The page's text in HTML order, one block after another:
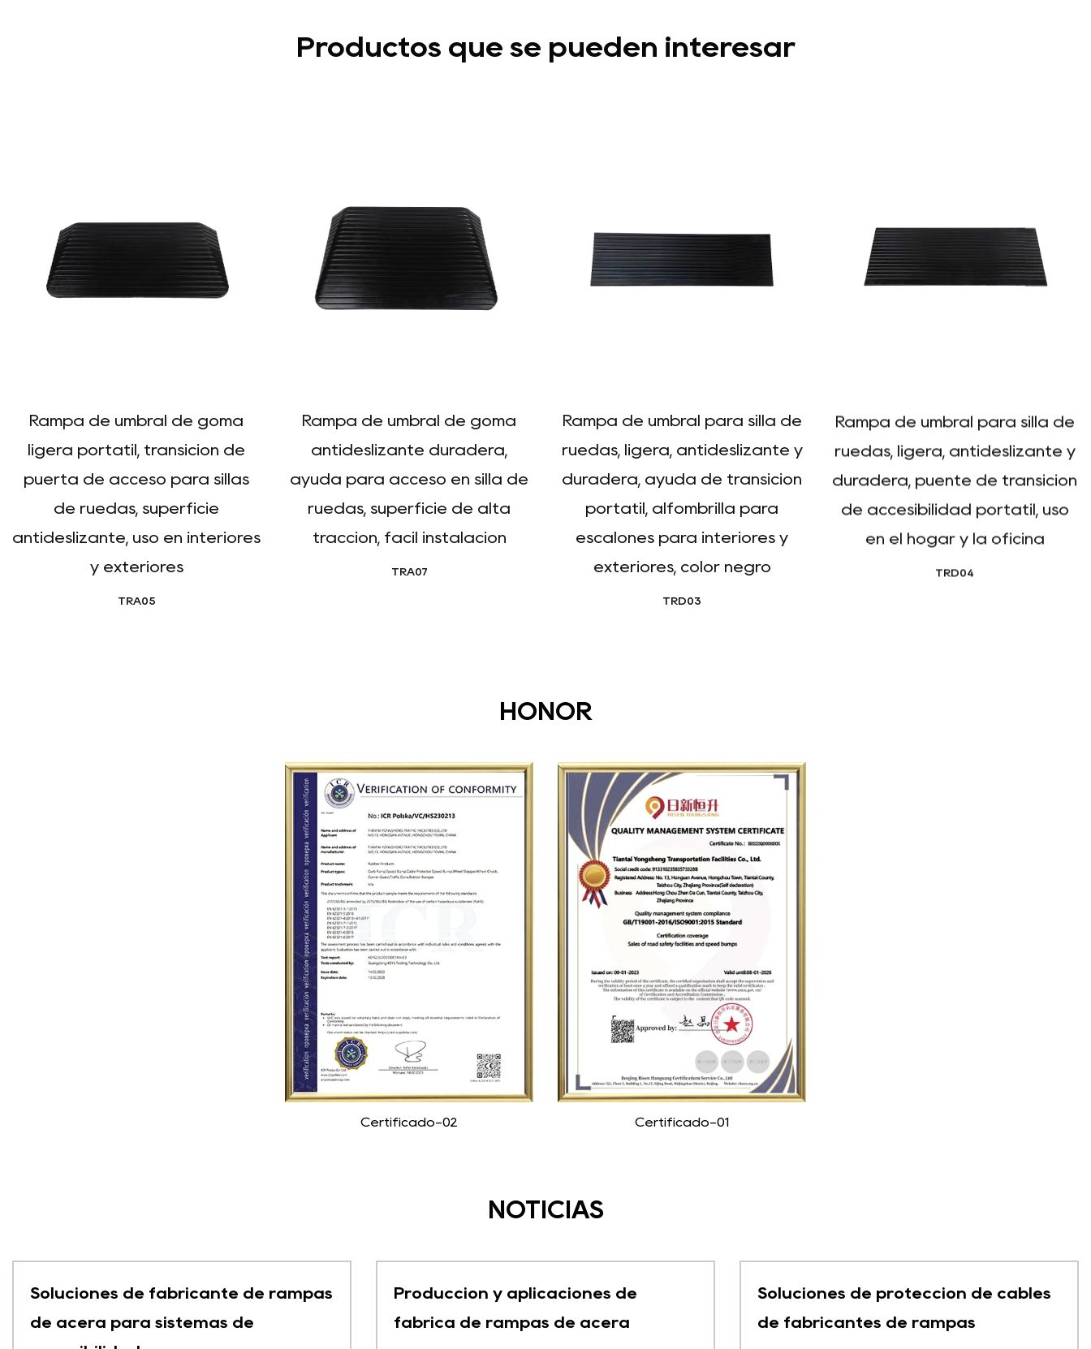
Productos que se pueden interesar
Rampa de umbral de goma
ligera portátil, transición de
puerta de acceso para sillas
de ruedas, superficie
antideslizante, uso en interiores
y exteriores
TRA05
Rampa de umbral de goma
antideslizante duradera,
ayuda para acceso en silla de
ruedas, superficie de alta
tracción, fácil instalación
TRA07
Rampa de umbral para silla de
ruedas, ligera, antideslizante y
duradera, ayuda de transición
portátil, alfombrilla para
escalones para interiores y
exteriores, color negro
TRD03
Rampa de umbral para silla de
ruedas, ligera, antideslizante y
duradera, puente de transición
de accesibilidad portátil, uso
en el hogar y la oficina
TRD04
HONOR
Certificado-02 Certificado-01
NOTICIAS
Soluciones de fabricante de rampas
de acera para sistemas de
Producción y aplicaciones de
fábrica de rampas de acera
Soluciones de protección de cables
de fabricantes de rampas